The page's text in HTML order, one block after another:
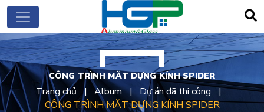
CÔNG TRÌNH MĂT DỰNG KÍNH SPIDER
Trang chủ Album
Dự án đã thi công
CÔNG TRÌNH MĂT DỰNG KÍNH SPIDER